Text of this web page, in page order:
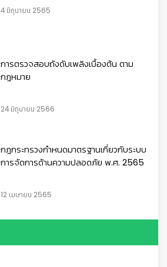
4 มิถุนายน 2565
การตรวจสอบถังดับเพลิงเบื้องต้น ตาม
กฎหมาย
24 มิถุนายน 2566
กฎกระทรวงกำหนดมาตรฐานเกี่ยวกับระบบ
การจัดการด้านความปลอดภัย พ.ศ. 2565
12 เมษายน 2565